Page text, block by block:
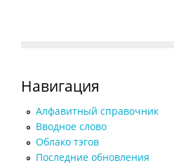
Навигация
Алфавитный справочник
Вводное слово
Облако тэгов
Последние обновления